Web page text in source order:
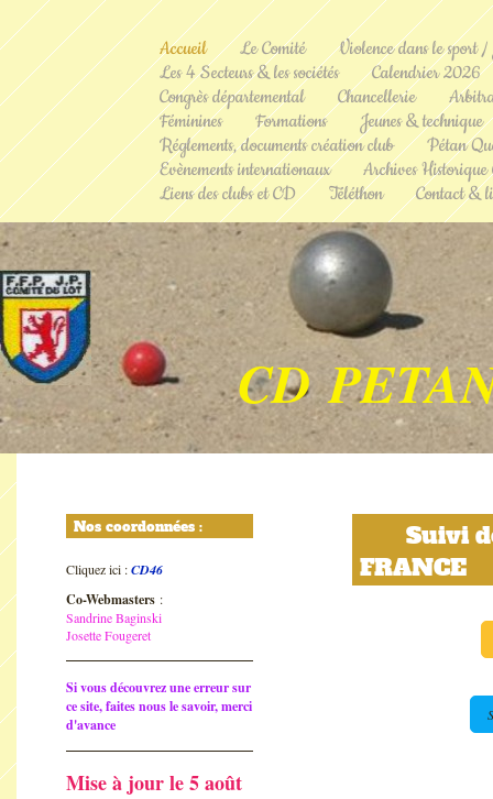
Accueil Le Comité
Violence dans le sport
Les 4 Secteurs & les sociétés
Calendrier 2026
Congrès départemental
Chancellerie
Féminines
Formations
Jeunes & technique
Réglements, documents création club
Pétan
Evènements internationaux
Archives
Liens des clubs et CD
Téléthon Contact &
CD
Nos coordonnées :
Cliquez ici :CD46
Co-Webmasters :
Sandrine Baginski
Josette Fougeret
Si vous découvrez une erreur sur
ce site, faites nous le savoir, merci
d'avance
Mise à jour le 5 août
Suivi
FRANCE